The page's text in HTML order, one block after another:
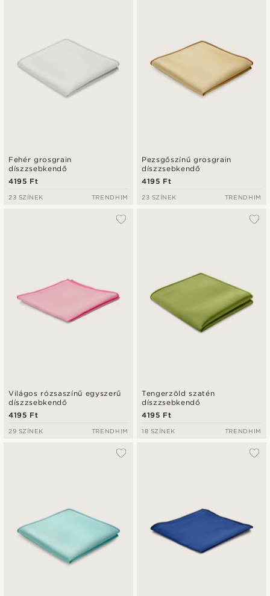
Fehér grosgrain
díszzsebkendő
4195 Ft
23 SZÍNEK TRENDHIM
Pezsgőszínű grosgrain
díszzsebkendő
4195 Ft
23 SZÍNEK TRENDHIM
Világos rózsaszínű egyszerű
díszzsebkendő
4195 Ft
29 SZÍNEK TRENDHIM
Tengerzöld szatén
díszzsebkendő
4195 Ft
18 SZÍNEK TRENDHIM